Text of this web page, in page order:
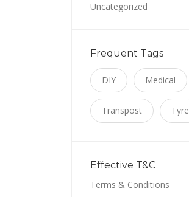
Uncategorized
Frequent Tags
DIY Medical
Transpost Tyre
Effective T&C
Terms & Conditions